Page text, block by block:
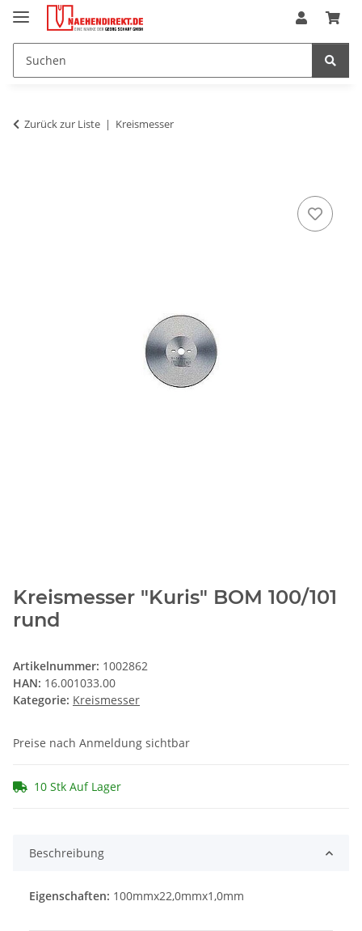
Zurück zur Liste Kreismesser
Kreismesser "Kuris" BOM 100/101
rund
Artikelnummer: 1002862
HAN: 16.001033.00
Kategorie: Kreismesser
Preise nach Anmeldung sichtbar
10 Stk Auf Lager
Beschreibung
Eigenschaften: 100mmx22,0mmx1,0mm